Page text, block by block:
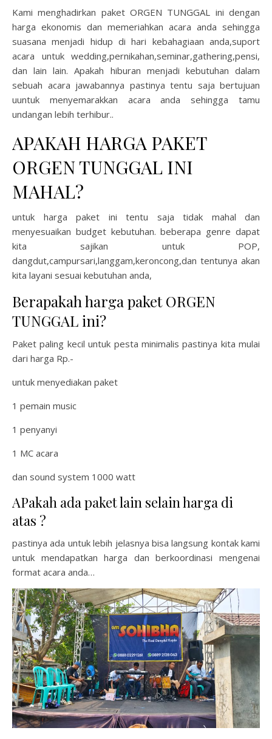
Kami menghadirkan paket ORGEN TUNGGAL ini dengan
harga ekonomis dan memeriahkan acara anda sehingga
suasana menjadi hidup di hari kebahagiaan anda,suport
acara untuk wedding,pernikahan,seminar,gathering,pensi,
dan lain lain. Apakah hiburan menjadi kebutuhan dalam
sebuah acara jawabannya pastinya tentu saja bertujuan
uuntuk menyemarakkan acara anda sehingga tamu
undangan lebih terhibur..
APAKAH HARGA PAKET
ORGEN TUNGGAL INI
MAHAL?
untuk harga paket ini tentu saja tidak mahal dan
menyesuaikan budget kebutuhan. beberapa genre dapat
kita sajikan untuk POP,
dangdut,campursari,langgam,keroncong,dan tentunya akan
kita layani sesuai kebutuhan anda,
Berapakah harga paket ORGEN
TUNGGAL ini?
Paket paling kecil untuk pesta minimalis pastinya kita mulai
dari harga Rp.-
untuk menyediakan paket
1 pemain music
1 penyanyi
1 MC acara
dan sound system 1000 watt
APakah ada paket lain selain harga di
atas ?
pastinya ada untuk lebih jelasnya bisa langsung kontak kami
untuk mendapatkan harga dan berkoordinasi mengenai
format acara anda…